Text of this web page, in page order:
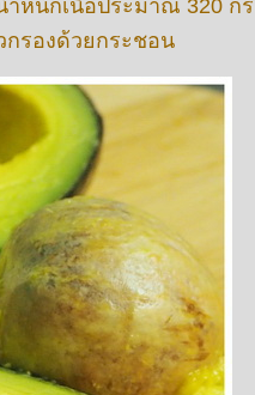
ำหนักเนื้อประมาณ 320 ก
รองด้วยกระชอน